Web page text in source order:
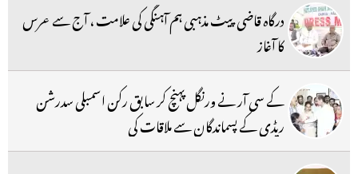
درگاہ قاضی پیٹ مذہبی ہم آہنگی کی علامت ، آج سے عرس
کا آغاز
کے سی آر نے ورنگل پہنچ کر سابق رکن اسمبلی سدرشن
ریڈی کے پسماندگان سے ملاقات کی